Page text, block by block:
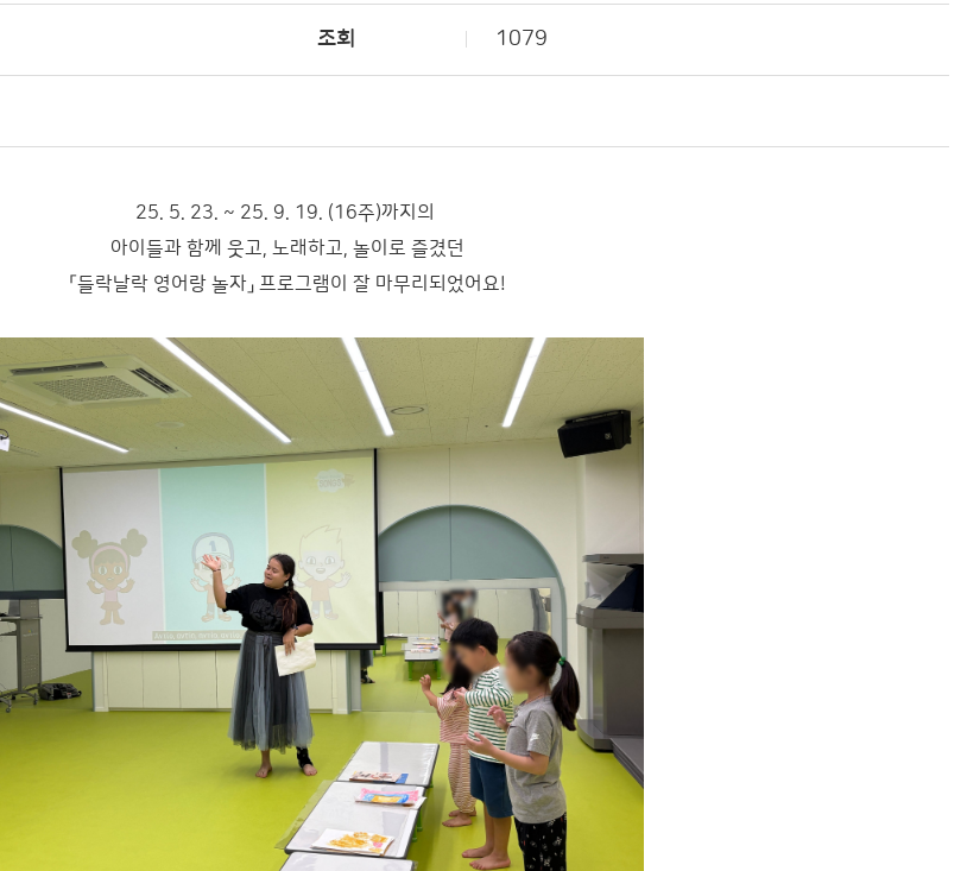
조회 1079
25. 5. 23. ~ 25. 9. 19. (16주)까지의
아이들과 함께 웃고, 노래하고, 놀이로 즐겼던
「들락날락 영어랑 놀자」 프로그램이 잘 마무리되었어요!